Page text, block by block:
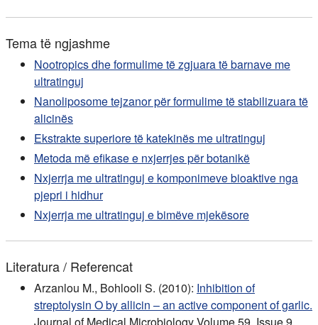
Tema të ngjashme
Nootropics dhe formulime të zgjuara të barnave me
ultratinguj
Nanoliposome tejzanor për formulime të stabilizuara të
alicinës
Ekstrakte superiore të katekinës me ultratinguj
Metoda më efikase e nxjerrjes për botanikë
Nxjerrja me ultratinguj e komponimeve bioaktive nga
pjepri i hidhur
Nxjerrja me ultratinguj e bimëve mjekësore
Literatura / Referencat
Arzanlou M., Bohlooli S. (2010): Inhibition of
streptolysin O by allicin – an active component of garlic.
Journal of Medical Microbiology Volume 59, Issue 9,